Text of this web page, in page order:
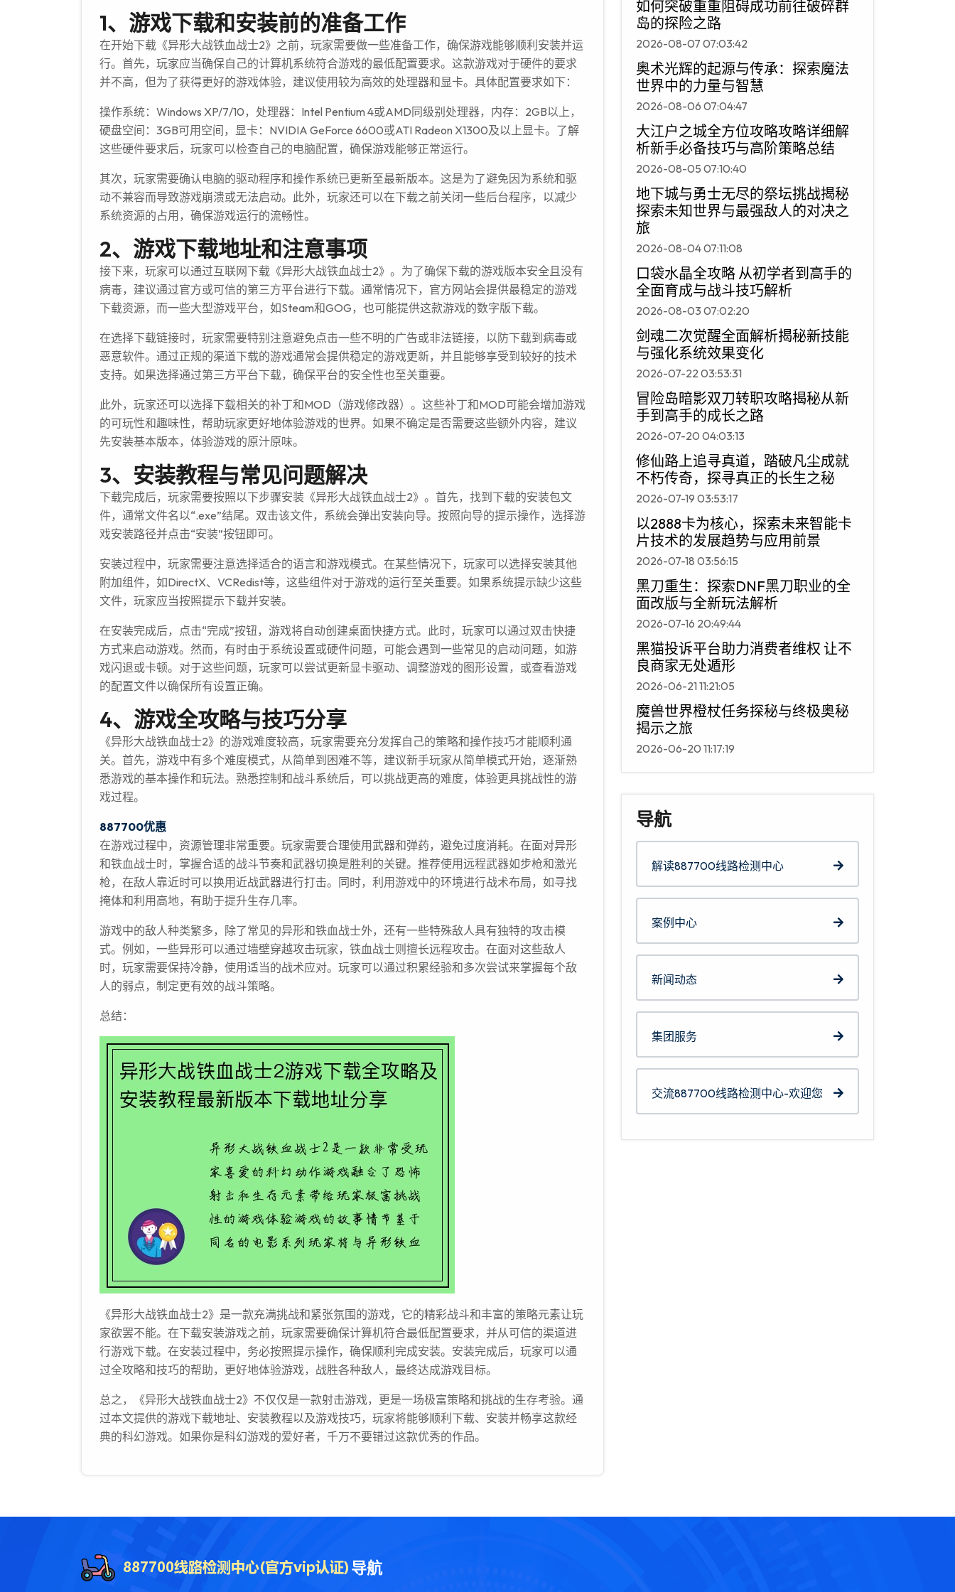
1、游戏下载和安装前的准备工作
在开始下载《异形大战铁血战士2》之前，玩家需要做一些准备工作，确保游戏能够顺利安装并运
行。首先，玩家应当确保自己的计算机系统符合游戏的最低配置要求。这款游戏对于硬件的要求
并不高，但为了获得更好的游戏体验，建议使用较为高效的处理器和显卡。具体配置要求如下：
操作系统：Windows XP/7/10，处理器：Intel Pentium 4或AMD同级别处理器，内存：2GB以上，
硬盘空间：3GB可用空间，显卡：NVIDIA GeForce 6600或ATI Radeon X1300及以上显卡。了解
这些硬件要求后，玩家可以检查自己的电脑配置，确保游戏能够正常运行。
其次，玩家需要确认电脑的驱动程序和操作系统已更新至最新版本。这是为了避免因为系统和驱
动不兼容而导致游戏崩溃或无法启动。此外，玩家还可以在下载之前关闭一些后台程序，以减少
系统资源的占用，确保游戏运行的流畅性。
2、游戏下载地址和注意事项
接下来，玩家可以通过互联网下载《异形大战铁血战士2》。为了确保下载的游戏版本安全且没有
病毒，建议通过官方或可信的第三方平台进行下载。通常情况下，官方网站会提供最稳定的游戏
下载资源，而一些大型游戏平台，如Steam和GOG，也可能提供这款游戏的数字版下载。
在选择下载链接时，玩家需要特别注意避免点击一些不明的广告或非法链接，以防下载到病毒或
恶意软件。通过正规的渠道下载的游戏通常会提供稳定的游戏更新，并且能够享受到较好的技术
支持。如果选择通过第三方平台下载，确保平台的安全性也至关重要。
此外，玩家还可以选择下载相关的补丁和MOD（游戏修改器）。这些补丁和MOD可能会增加游戏
的可玩性和趣味性，帮助玩家更好地体验游戏的世界。如果不确定是否需要这些额外内容，建议
先安装基本版本，体验游戏的原汁原味。
3、安装教程与常见问题解决
下载完成后，玩家需要按照以下步骤安装《异形大战铁血战士2》。首先，找到下载的安装包文
件，通常文件名以“.exe”结尾。双击该文件，系统会弹出安装向导。按照向导的提示操作，选择游
戏安装路径并点击“安装”按钮即可。
安装过程中，玩家需要注意选择适合的语言和游戏模式。在某些情况下，玩家可以选择安装其他
附加组件，如DirectX、VCRedist等，这些组件对于游戏的运行至关重要。如果系统提示缺少这些
文件，玩家应当按照提示下载并安装。
在安装完成后，点击“完成”按钮，游戏将自动创建桌面快捷方式。此时，玩家可以通过双击快捷
方式来启动游戏。然而，有时由于系统设置或硬件问题，可能会遇到一些常见的启动问题，如游
戏闪退或卡顿。对于这些问题，玩家可以尝试更新显卡驱动、调整游戏的图形设置，或查看游戏
的配置文件以确保所有设置正确。
4、游戏全攻略与技巧分享
《异形大战铁血战士2》的游戏难度较高，玩家需要充分发挥自己的策略和操作技巧才能顺利通
关。首先，游戏中有多个难度模式，从简单到困难不等，建议新手玩家从简单模式开始，逐渐熟
悉游戏的基本操作和玩法。熟悉控制和战斗系统后，可以挑战更高的难度，体验更具挑战性的游
戏过程。
887700优惠
在游戏过程中，资源管理非常重要。玩家需要合理使用武器和弹药，避免过度消耗。在面对异形
和铁血战士时，掌握合适的战斗节奏和武器切换是胜利的关键。推荐使用远程武器如步枪和激光
枪，在敌人靠近时可以换用近战武器进行打击。同时，利用游戏中的环境进行战术布局，如寻找
掩体和利用高地，有助于提升生存几率。
游戏中的敌人种类繁多，除了常见的异形和铁血战士外，还有一些特殊敌人具有独特的攻击模
式。例如，一些异形可以通过墙壁穿越攻击玩家，铁血战士则擅长远程攻击。在面对这些敌人
时，玩家需要保持冷静，使用适当的战术应对。玩家可以通过积累经验和多次尝试来掌握每个敌
人的弱点，制定更有效的战斗策略。
总结：
《异形大战铁血战士2》是一款充满挑战和紧张氛围的游戏，它的精彩战斗和丰富的策略元素让玩
家欲罢不能。在下载安装游戏之前，玩家需要确保计算机符合最低配置要求，并从可信的渠道进
行游戏下载。在安装过程中，务必按照提示操作，确保顺利完成安装。安装完成后，玩家可以通
过全攻略和技巧的帮助，更好地体验游戏，战胜各种敌人，最终达成游戏目标。
总之，《异形大战铁血战士2》不仅仅是一款射击游戏，更是一场极富策略和挑战的生存考验。通
过本文提供的游戏下载地址、安装教程以及游戏技巧，玩家将能够顺利下载、安装并畅享这款经
典的科幻游戏。如果你是科幻游戏的爱好者，千万不要错过这款优秀的作品。
如何突破重重阻碍成功前往破碎群
岛的探险之路
2026-08-07 07:03:42
奥术光辉的起源与传承：探索魔法
世界中的力量与智慧
2026-08-06 07:04:47
大江户之城全方位攻略攻略详细解
析新手必备技巧与高阶策略总结
2026-08-05 07:10:40
地下城与勇士无尽的祭坛挑战揭秘
探索未知世界与最强敌人的对决之
旅
2026-08-04 07:11:08
口袋水晶全攻略 从初学者到高手的
全面育成与战斗技巧解析
2026-08-03 07:02:20
剑魂二次觉醒全面解析揭秘新技能
与强化系统效果变化
2026-07-22 03:53:31
冒险岛暗影双刀转职攻略揭秘从新
手到高手的成长之路
2026-07-20 04:03:13
修仙路上追寻真道，踏破凡尘成就
不朽传奇，探寻真正的长生之秘
2026-07-19 03:53:17
以2888卡为核心，探索未来智能卡
片技术的发展趋势与应用前景
2026-07-18 03:56:15
黑刀重生：探索DNF黑刀职业的全
面改版与全新玩法解析
2026-07-16 20:49:44
黑猫投诉平台助力消费者维权 让不
良商家无处遁形
2026-06-21 11:21:05
魔兽世界橙杖任务探秘与终极奥秘
揭示之旅
2026-06-20 11:17:19
导航
解读887700线路检测中心
案例中心
新闻动态
集团服务
交流887700线路检测中心-欢迎您
导航